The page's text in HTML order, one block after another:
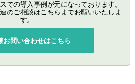
での導入事例が元になっております。
のご相談はこちらまでお願いいたしま
す。
お問い合わせはこちら